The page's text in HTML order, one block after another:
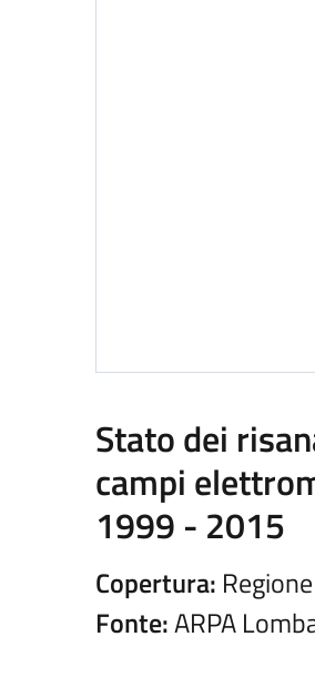
Stato dei
campi
1999 - 2015
Copertura: Regione
Fonte:ARPA